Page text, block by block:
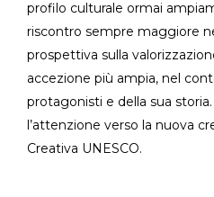
profilo culturale ormai
riscontro sempre maggiore
prospettiva sulla
accezione più ampia, nel
protagonisti e della sua
l’attenzione verso la nuova
Creativa UNESCO.